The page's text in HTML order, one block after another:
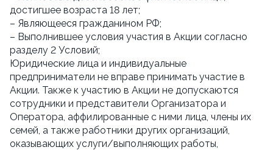
достигшее возраста 18 лет;
– Являющееся гражданином РФ;
– Выполнившее условия участия в Акции согласно
разделу 2 Условий;
Юридические лица и индивидуальные
предприниматели не вправе принимать участие в
Акции. Также к участию в Акции не допускаются
сотрудники и представители Организатора и
Оператора, аффилированные с ними лица, члены их
семей, а также работники других организаций,
оказывающих услуги/выполняющих работы,